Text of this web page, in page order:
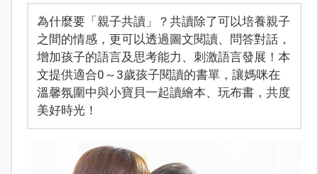
為什麼要「親子共讀」？共讀除了可以培養親子
之間的情感，更可以透過圖文閱讀、問答對話，
增加孩子的語言及思考能力、刺激語言發展！本
文提供適合0～3歲孩子閱讀的書單，讓媽咪在
溫馨氛圍中與小寶貝一起讀繪本、玩布書，共度
美好時光！